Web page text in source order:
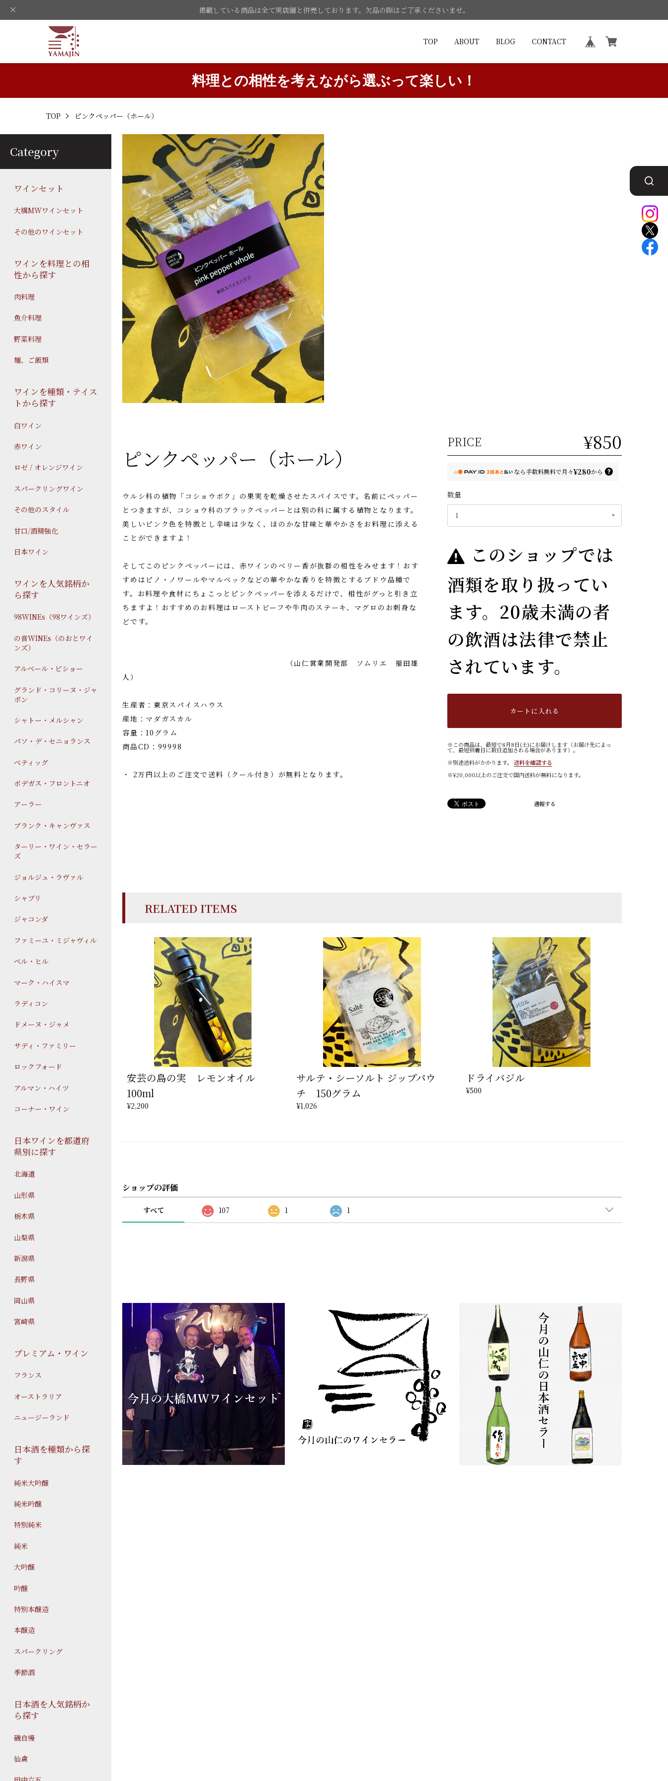
掲載している商品は全て実店舗と併売しております。欠品の際はご了承くださいませ。
TOP ABOUT BLOG CONTACT
料理との相性を考えながら選ぶって楽しい！
Category
ワインセット
大橋MWワインセット
その他のワインセット
ワインを料理との相
性から探す
肉料理
魚介料理
野菜料理
麺、ご飯類
ワインを種類・テイス
トから探す
白ワイン
赤ワイン
ロゼ / オレンジワイン
スパークリングワイン
その他のスタイル
甘口/酒精強化
日本ワイン
ワインを人気銘柄か
ら探す
98WINEs（98ワインズ）
の音WINEs（のおとワイ
ンズ）
アルベール・ビショー
グランド・コリーヌ・ジャ
ポン
シャトー・メルシャン
パソ・デ・セニョランス
ベティッグ
ボデガス・フロントニオ
アーラー
ブランク・キャンヴァス
ターリー・ワイン・セラー
ズ
ジョルジュ・ラヴァル
シャブリ
ジャコンダ
ファミーユ・ミジャヴィル
ベル・ヒル
マーク・ハイスマ
ラディコン
ドメーヌ・ジャメ
サディ・ファミリー
ロックフォード
アルマン・ハイツ
コーナー・ワイン
日本ワインを都道府
県別に探す
北海道
山形県
栃木県
山梨県
新潟県
長野県
岡山県
宮崎県
プレミアム・ワイン
フランス
オーストラリア
ニュージーランド
日本酒を種類から探
す
純米大吟醸
純米吟醸
特別純米
純米
大吟醸
吟醸
特別本醸造
本醸造
スパークリング
季節酒
日本酒を人気銘柄か
ら探す
磯自慢
仙禽
TOP ピンクペッパー（ホール）
ピンクペッパー（ホール）
ウルシ科の植物「コショウボク」の果実を乾燥させたスパイスです。名前にペッパー
とつきますが、コショウ科のブラックペッパーとは別の科に属する植物となります。
美しいピンク色を特徴とし辛味は少なく、ほのかな甘味と華やかさをお料理に添える
ことができますよ！
そしてこのピンクペッパーには、赤ワインのベリー香が抜群の相性をみせます！おす
すめはピノ・ノワールやマルベックなどの華やかな香りを特徴とするブドウ品種で
す。お料理や食材にちょこっとピンクペッパーを添えるだけで、相性がグっと引き立
ちますよ！おすすめのお料理はローストビーフや牛肉のステーキ、マグロのお刺身な
どです。
（山仁営業開発部 ソムリエ 福田雄
人）
生産者：東京スパイスハウス
産地：マダガスカル
容量：10グラム
商品CD：99998
・ 2万円以上のご注文で送料（クール付き）が無料となります。
PRICE ¥850
なら手数料無料で月々¥280から
数量
このショップでは
酒類を取り扱ってい
ます。20歳未満の者
の飲酒は法律で禁止
されています。
カートに入れる
※この商品は、最短で8月8日(土)にお届けします（お届け先によっ
て、最短到着日に数日追加される場合があります）。
※別途送料がかかります。
送料を確認する
※¥20,000以上のご注文で国内送料が無料になります。
通報する
RELATED ITEMS
安芸の島の実 レモンオイル
100ml
¥2,200
サルテ・シーソルト ジップパウ
チ 150グラム
¥1,026
ドライバジル
¥500
ショップの評価
すべて 107 1 1